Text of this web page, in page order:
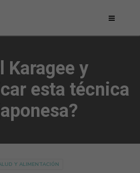
Karagee y
esta técnica
Y ALIMENTACIÓN